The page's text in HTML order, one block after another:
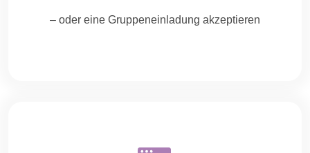
– oder eine Gruppeneinladung akzeptieren